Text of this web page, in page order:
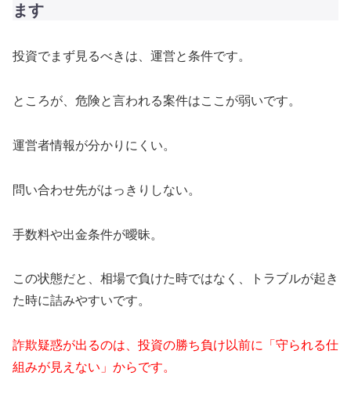
ます
投資でまず見るべきは、運営と条件です。
ところが、危険と言われる案件はここが弱いです。
運営者情報が分かりにくい。
問い合わせ先がはっきりしない。
手数料や出金条件が曖昧。
この状態だと、相場で負けた時ではなく、トラブルが起き
た時に詰みやすいです。
詐欺疑惑が出るのは、投資の勝ち負け以前に「守られる仕
組みが見えない」からです。